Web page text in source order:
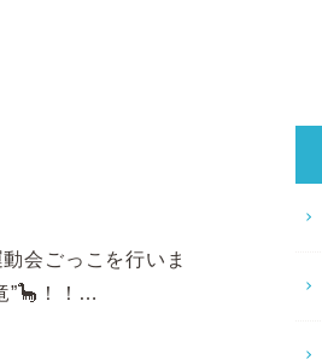
会ごっこを行いま
”🦕！！…